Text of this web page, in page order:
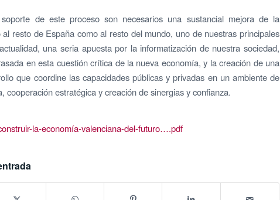
de este proceso son necesarios una sustancial mejora de la
al resto de España como al resto del mundo, uno de nuestras principales
una seria apuesta por la informatización de nuestra sociedad,
en esta cuestión crítica de la nueva economía, y la creación de una
que coordine las capacidades públicas y privadas en un ambiente de
cooperación estratégica y creación de sinergias y confianza.
la-economía-valenciana-del-futuro….pdf